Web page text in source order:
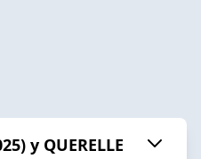
y QUERELLE